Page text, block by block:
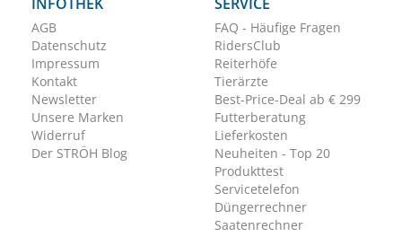
AGB
Datenschutz
Impressum
Kontakt
Newsletter
Unsere Marken
Widerruf
Der STRÖH Blog
FAQ - Häufige Fragen
RidersClub
Reiterhöfe
Tierärzte
Best-Price-Deal ab € 299
Futterberatung
Lieferkosten
Neuheiten - Top 20
Produkttest
Servicetelefon
Düngerrechner
Saatenrechner